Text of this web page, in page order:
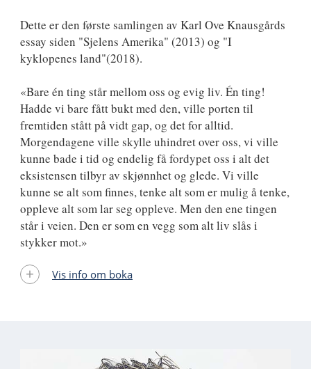
Dette er den første samlingen av Karl Ove Knausgårds
essay siden "Sjelens Amerika" (2013) og "I
kyklopenes land"(2018).
«Bare én ting står mellom oss og evig liv. Én ting!
Hadde vi bare fått bukt med den, ville porten til
fremtiden stått på vidt gap, og det for alltid.
Morgendagene ville skylle uhindret over oss, vi ville
kunne bade i tid og endelig få fordypet oss i alt det
eksistensen tilbyr av skjønnhet og glede. Vi ville
kunne se alt som finnes, tenke alt som er mulig å tenke,
oppleve alt som lar seg oppleve. Men den ene tingen
står i veien. Den er som en vegg som alt liv slås i
stykker mot.»
Vis info om boka